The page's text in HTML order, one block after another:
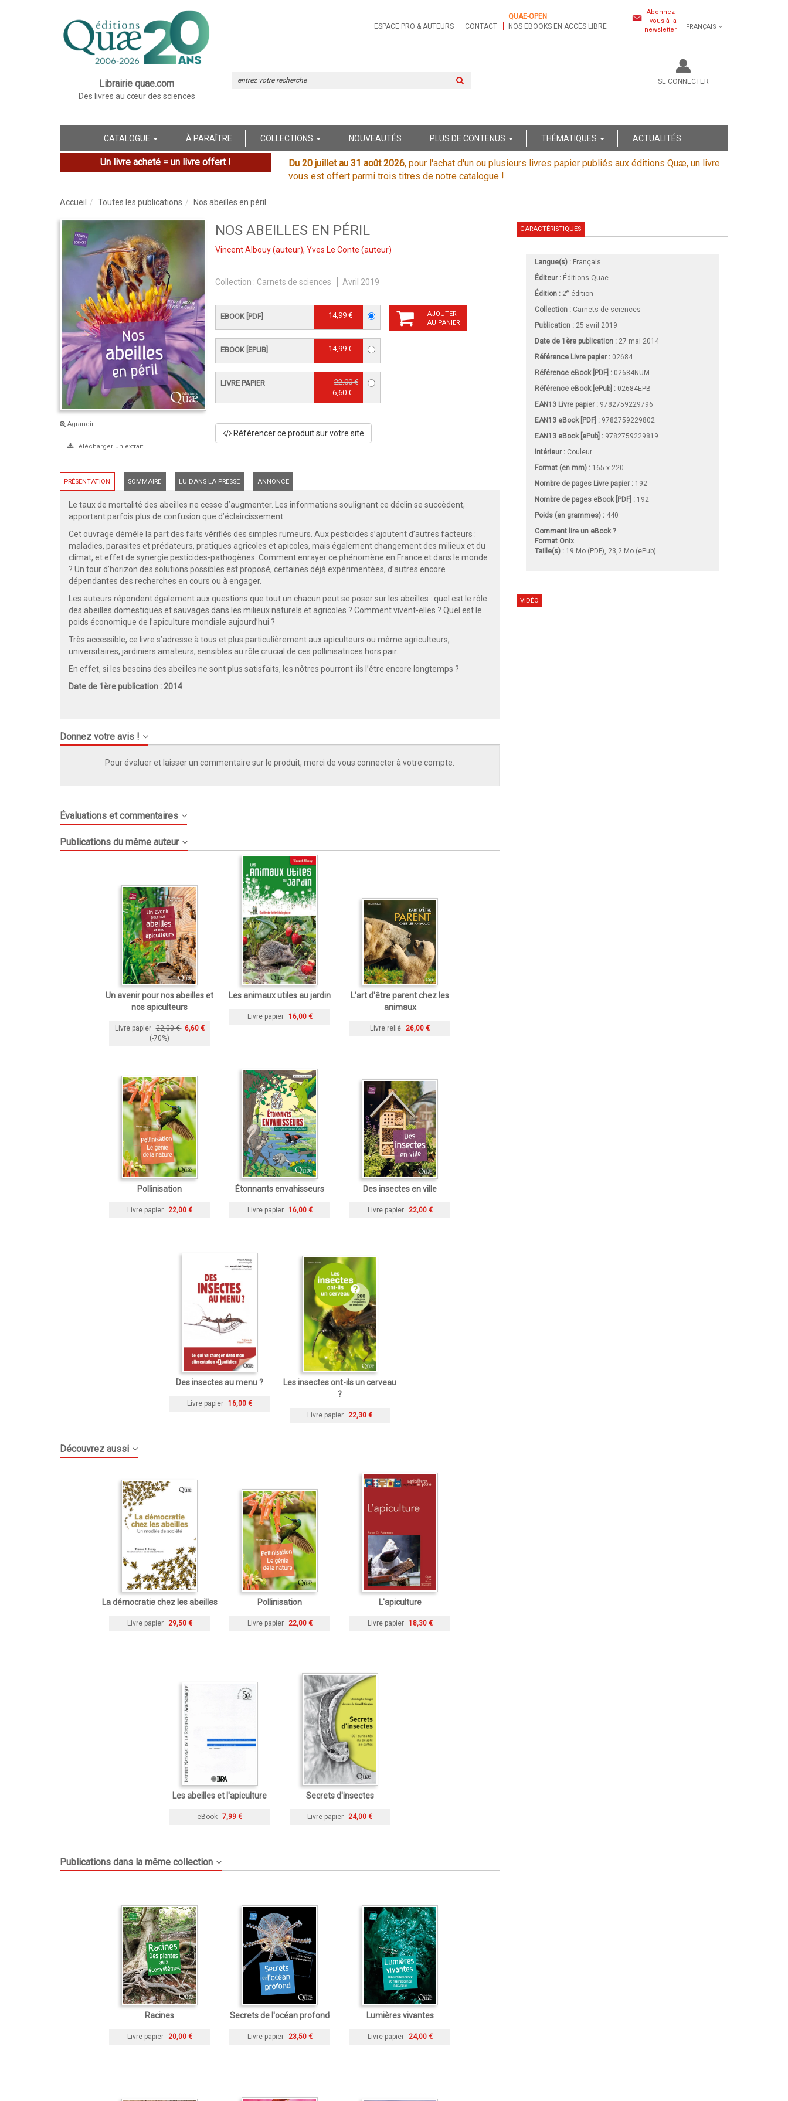
Librairie quae.com
Des livres au cœur des sciences
ESPACE PRO & AUTEURS CONTACT
QUAE-OPEN
NOS EBOOKS EN ACCÈS LIBRE
Abonnez-
vous à la
newsletter
FRANÇAIS
SE CONNECTER
CATALOGUE À PARAÎTRE COLLECTIONS NOUVEAUTÉS PLUS DE CONTENUS THÉMATIQUES ACTUALITÉS
Un livre acheté = un livre offert ! Du 20 juillet au 31 août 2026, pour l'achat d'un ou plusieurs livres papier publiés aux éditions Quæ, un livre
vous est offert parmi trois titres de notre catalogue !
Accueil Toutes les publications Nos abeilles en péril
Agrandir
Télécharger un extrait
NOS ABEILLES EN PÉRIL
Vincent Albouy(auteur), Yves Le Conte (auteur)
Collection : Carnets de sciences Avril 2019
EBOOK [PDF] 14,99 €
EBOOK [EPUB] 14,99 €
LIVRE PAPIER
22,00 €
6,60 €
AJOUTER
AU PANIER
Référencer ce produit sur votre site
PRÉSENTATION SOMMAIRE LU DANS LA PRESSE ANNONCE
Le taux de mortalité des abeilles ne cesse d’augmenter. Les informations soulignant ce déclin se succèdent,
apportant parfois plus de confusion que d’éclaircissement.
Cet ouvrage démêle la part des faits vérifiés des simples rumeurs. Aux pesticides s’ajoutent d’autres facteurs :
maladies, parasites et prédateurs, pratiques agricoles et apicoles, mais également changement des milieux et du
climat, et effet de synergie pesticides-pathogènes. Comment enrayer ce phénomène en France et dans le monde
? Un tour d’horizon des solutions possibles est proposé, certaines déjà expérimentées, d’autres encore
dépendantes des recherches en cours ou à engager.
Les auteurs répondent également aux questions que tout un chacun peut se poser sur les abeilles : quel est le rôle
des abeilles domestiques et sauvages dans les milieux naturels et agricoles ? Comment vivent-elles ? Quel est le
poids économique de l’apiculture mondiale aujourd’hui ?
Très accessible, ce livre s’adresse à tous et plus particulièrement aux apiculteurs ou même agriculteurs,
universitaires, jardiniers amateurs, sensibles au rôle crucial de ces pollinisatrices hors pair.
En effet, si les besoins des abeilles ne sont plus satisfaits, les nôtres pourront-ils l’être encore longtemps ?
Date de 1ère publication : 2014
Donnez votre avis !
Pour évaluer et laisser un commentaire sur le produit, merci de vous connecter à votre compte.
Évaluations et commentaires
Publications du même auteur
Un avenir pour nos abeilles et
nos apiculteurs
Livre papier 22,00 € 6,60 €
(-70%)
Les animaux utiles au jardin
Livre papier 16,00 €
L'art d'être parent chez les
animaux
Livre relié 26,00 €
Pollinisation
Livre papier 22,00 €
Étonnants envahisseurs
Livre papier 16,00 €
Des insectes en ville
Livre papier 22,00 €
Des insectes au menu ?
Livre papier 16,00 €
Les insectes ont-ils un cerveau
?
Livre papier 22,30 €
Découvrez aussi
La démocratie chez les abeilles
Livre papier 29,50 €
Pollinisation
Livre papier 22,00 €
L'apiculture
Livre papier 18,30 €
Les abeilles et l'apiculture
eBook 7,99 €
Secrets d'insectes
Livre papier 24,00 €
Publications dans la même collection
Racines
Livre papier 20,00 €
Secrets de l'océan profond
Livre papier 23,50 €
Lumières vivantes
Livre papier 24,00 €
CARACTÉRISTIQUES
Langue(s) : Français
Éditeur : Éditions Quae
Édition : 2e édition
Collection : Carnets de sciences
Publication : 25 avril 2019
Date de 1ère publication : 27 mai 2014
Référence Livre papier : 02684
Référence eBook [PDF] : 02684NUM
Référence eBook [ePub] : 02684EPB
EAN13 Livre papier : 9782759229796
EAN13 eBook [PDF] : 9782759229802
EAN13 eBook [ePub] : 9782759229819
Intérieur : Couleur
Format (en mm) : 165 x 220
Nombre de pages Livre papier: 192
Nombre de pages eBook [PDF] : 192
Poids (en grammes) : 440
Comment lire un eBook ?
Format Onix
Taille(s) : 19 Mo (PDF), 23,2 Mo (ePub)
VIDÉO